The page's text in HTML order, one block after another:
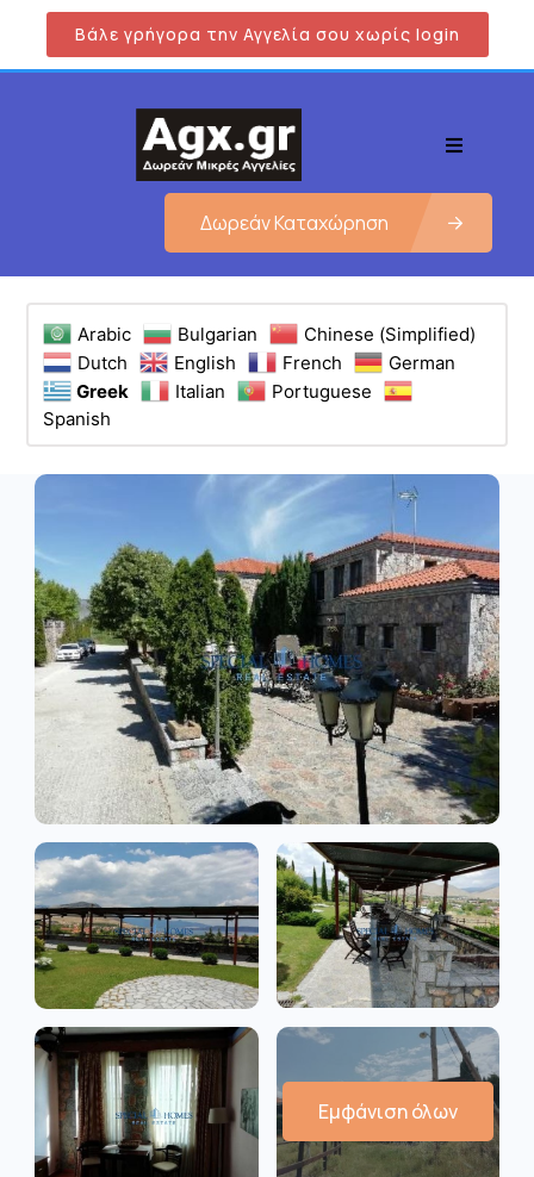
Βάλε γρήγορα την Αγγελία σου χωρίς login
Δωρεάν Καταχώρηση
Arabic Bulgarian
Chinese (Simplified)
Dutch
English French
German
Greek
Italian
Portuguese
Spanish
Εμφάνιση όλων